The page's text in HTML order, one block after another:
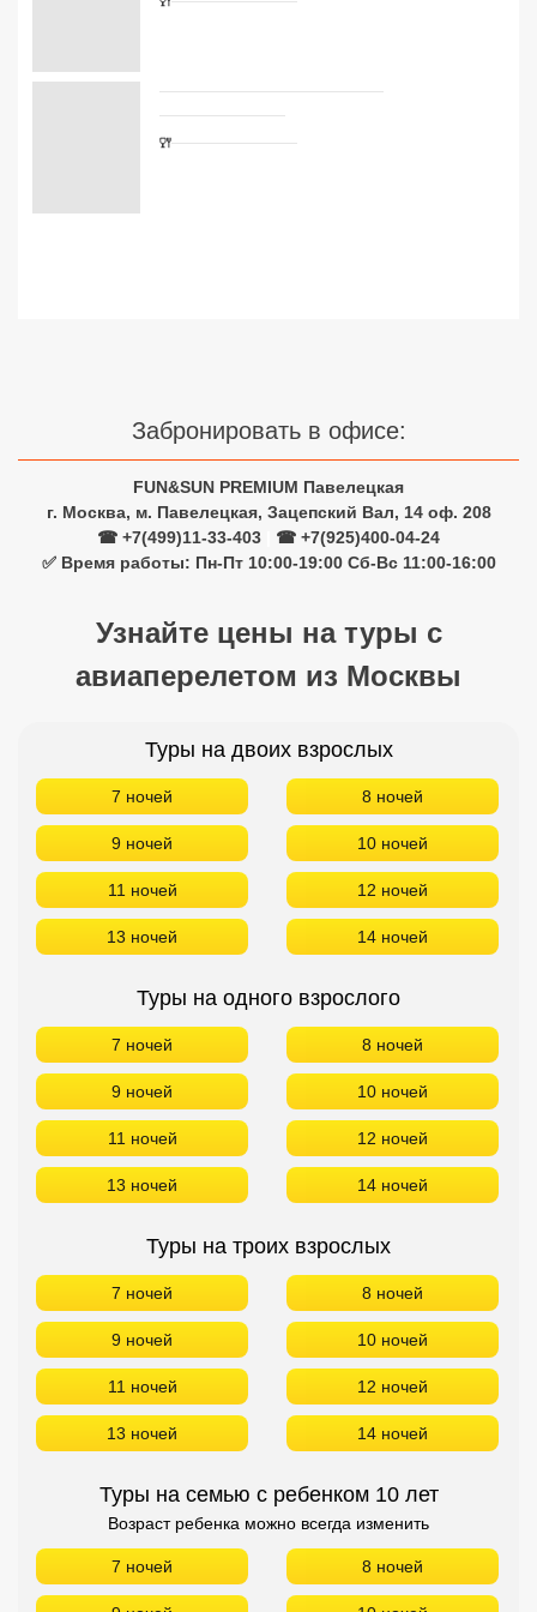
Забронировать в офисе:
FUN&SUN PREMIUM Павелецкая
г. Москва, м. Павелецкая, Зацепский Вал, 14 оф. 208
☎ +7(499)11-33-403
☎ +7(925)400-04-24
✅ Время работы: Пн-Пт 10:00-19:00 Сб-Вс 11:00-16:00
Узнайте цены на туры с
авиаперелетом из Москвы
Туры на двоих взрослых
7 ночей 8 ночей
9 ночей 10 ночей
11 ночей 12 ночей
13 ночей 14 ночей
Туры на одного взрослого
7 ночей 8 ночей
9 ночей 10 ночей
11 ночей 12 ночей
13 ночей 14 ночей
Туры на троих взрослых
7 ночей 8 ночей
9 ночей 10 ночей
11 ночей 12 ночей
13 ночей 14 ночей
Туры на семью с ребенком 10 лет
Возраст ребенка можно всегда изменить
7 ночей 8 ночей
Сетевые отели Египта
Сетевые отели ОАЭ
Сетевые отели Бали
Сетевые отели Сейшел
Сетевые отели Маврикия